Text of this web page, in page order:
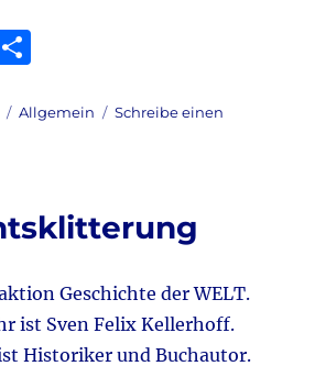
le
Kategorien
Allgemein
Schreibe einen
Geschichte der WELT.
ist Sven Felix Kellerhoff.
Historiker und Buchautor.